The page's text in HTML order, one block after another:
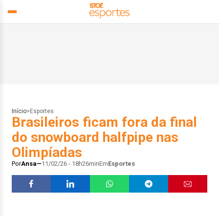
Início> Esportes
Brasileiros ficam fora da final
do snowboard halfpipe nas
Olimpíadas
PorAnsa 11/02/26 - 18h26minEmEsportes